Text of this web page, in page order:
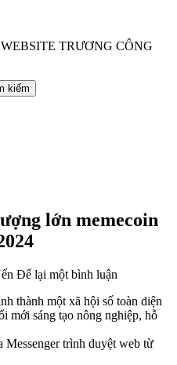
TRƯƠNG CÔNG
lớn memecoin
Để lại một bình luận
thành một xã hội số toàn diện
mới sáng tạo nông nghiệp, hỗ
Messenger trình duyệt web từ